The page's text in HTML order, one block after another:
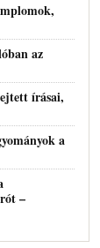
az
írásai,
a
–